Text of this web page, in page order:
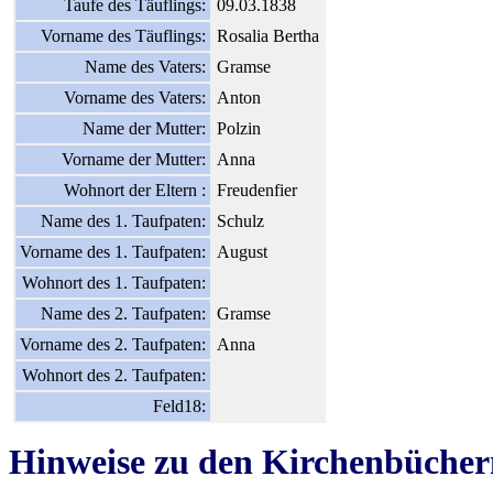
Taufe des Täuflings:
09.03.1838
Vorname des Täuflings:
Rosalia Bertha
Name des Vaters:
Gramse
Vorname des Vaters:
Anton
Name der Mutter:
Polzin
Vorname der Mutter:
Anna
Wohnort der Eltern :
Freudenfier
Name des 1. Taufpaten:
Schulz
Vorname des 1. Taufpaten:
August
Wohnort des 1. Taufpaten:
Name des 2. Taufpaten:
Gramse
Vorname des 2. Taufpaten:
Anna
Wohnort des 2. Taufpaten:
Feld18:
Hinweise zu den